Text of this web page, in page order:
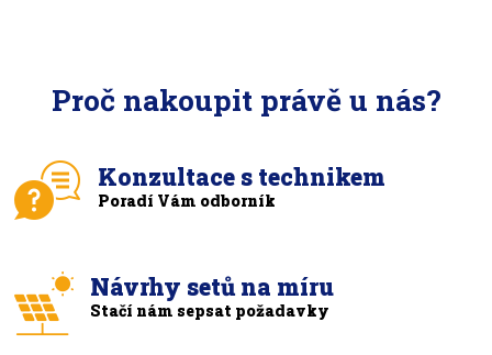
Proč nakoupit právě u nás?
Konzultace s technikem
Poradí Vám odborník
Návrhy setů na míru
Stačí nám sepsat požadavky